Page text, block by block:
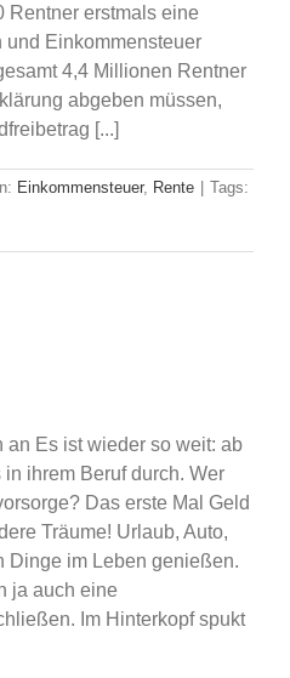
Rentner erstmals eine
und Einkommensteuer
4,4 Millionen Rentner
abgeben müssen,
[...]
Einkommensteuer, Rente
Tags:
Es ist wieder so weit: ab
ihrem Beruf durch. Wer
Das erste Mal Geld
Träume! Urlaub, Auto,
im Leben genießen.
ja auch eine
Im Hinterkopf spukt